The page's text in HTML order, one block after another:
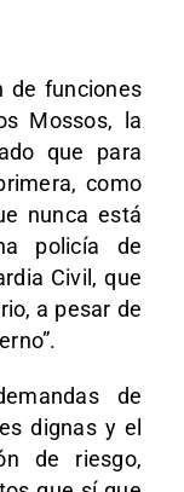
de funciones
Mossos, la
que para
como
nunca está
policía de
Civil, que
a pesar de
de
dignas y el
de riesgo,